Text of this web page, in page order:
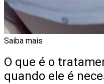
Saiba mais
O que é o
quando ele é